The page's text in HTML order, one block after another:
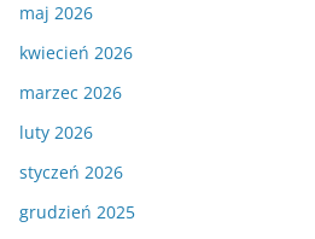
maj 2026
kwiecień 2026
marzec 2026
luty 2026
styczeń 2026
grudzień 2025